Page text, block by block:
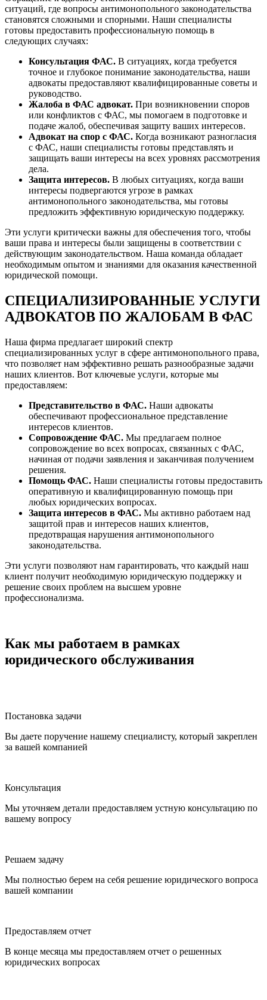
ситуаций, где вопросы антимонопольного законодательства
становятся сложными и спорными. Наши специалисты
готовы предоставить профессиональную помощь в
следующих случаях:
Консультация ФАС. В ситуациях, когда требуется
точное и глубокое понимание законодательства, наши
адвокаты предоставляют квалифицированные советы и
руководство.
Жалоба в ФАС адвокат. При возникновении споров
или конфликтов с ФАС, мы помогаем в подготовке и
подаче жалоб, обеспечивая защиту ваших интересов.
Адвокат на спор с ФАС. Когда возникают разногласия
с ФАС, наши специалисты готовы представлять и
защищать ваши интересы на всех уровнях рассмотрения
дела.
Защита интересов. В любых ситуациях, когда ваши
интересы подвергаются угрозе в рамках
антимонопольного законодательства, мы готовы
предложить эффективную юридическую поддержку.
Эти услуги критически важны для обеспечения того, чтобы
ваши права и интересы были защищены в соответствии с
действующим законодательством. Наша команда обладает
необходимым опытом и знаниями для оказания качественной
юридической помощи.
СПЕЦИАЛИЗИРОВАННЫЕ УСЛУГИ
АДВОКАТОВ ПО ЖАЛОБАМ В ФАС
Наша фирма предлагает широкий спектр
специализированных услуг в сфере антимонопольного права,
что позволяет нам эффективно решать разнообразные задачи
наших клиентов. Вот ключевые услуги, которые мы
предоставляем:
Представительство в ФАС. Наши адвокаты
обеспечивают профессиональное представление
интересов клиентов.
Сопровождение ФАС. Мы предлагаем полное
сопровождение во всех вопросах, связанных с ФАС,
начиная от подачи заявления и заканчивая получением
решения.
Помощь ФАС. Наши специалисты готовы предоставить
оперативную и квалифицированную помощь при
любых юридических вопросах.
Защита интересов в ФАС. Мы активно работаем над
защитой прав и интересов наших клиентов,
предотвращая нарушения антимонопольного
законодательства.
Эти услуги позволяют нам гарантировать, что каждый наш
клиент получит необходимую юридическую поддержку и
решение своих проблем на высшем уровне
профессионализма.
Как мы работаем в рамках
юридического обслуживания
Постановка задачи
Вы даете поручение нашему специалисту, который закреплен
за вашей компанией
Консультация
Мы уточняем детали предоставляем устную консультацию по
вашему вопросу
Решаем задачу
Мы полностью берем на себя решение юридического вопроса
вашей компании
Предоставляем отчет
В конце месяца мы предоставляем отчет о решенных
юридических вопросах